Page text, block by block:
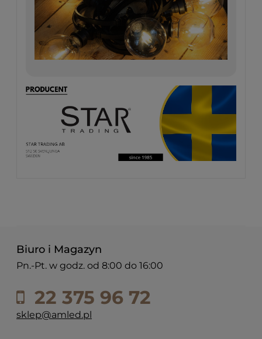
Biuro i Magazyn
Pn.-Pt. w godz. od 8:00 do 16:00
22 375 96 72
sklep@amled.pl